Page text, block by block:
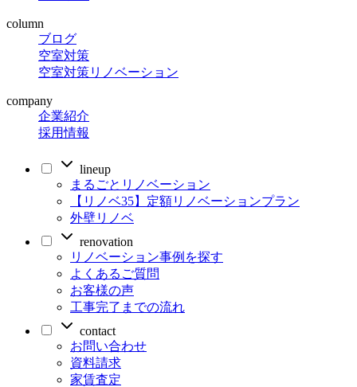
column
ブログ
空室対策
空室対策リノベーション
company
企業紹介
採用情報
lineup
まるごとリノベーション
【リノベ35】定額リノベーションプラン
外壁リノベ
renovation
リノベーション事例を探す
よくあるご質問
お客様の声
工事完了までの流れ
contact
お問い合わせ
資料請求
家賃査定